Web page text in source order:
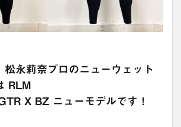
松永莉奈プロのニューウェット
RLM
X BZ ニューモデルです！